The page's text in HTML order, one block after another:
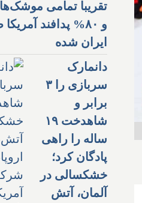
تقریبا تمامی
و ۸۰% پدافند
ایران شده
دانمارک
سربازی را ۳
برابر و
شاهدخت ۱۹
ساله را راهی
پادگان کرد؛
خشکسالی در
آلمان، آتش